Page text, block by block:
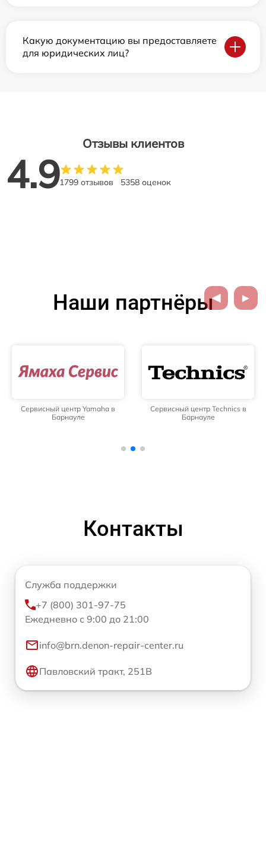
Какую документацию вы предоставляете
для юридических лиц?
Отзывы клиентов
4.91799 отзывов 5358 оценок
Наши партнёры
Сервисный центр Yamaha в
Барнауле
Сервисный центр Technics в
Барнауле
Контакты
Служба поддержки
+7 (800) 301-97-75
Ежедневно с 9:00 до 21:00
info@brn.denon-repair-center.ru
Павловский тракт, 251В